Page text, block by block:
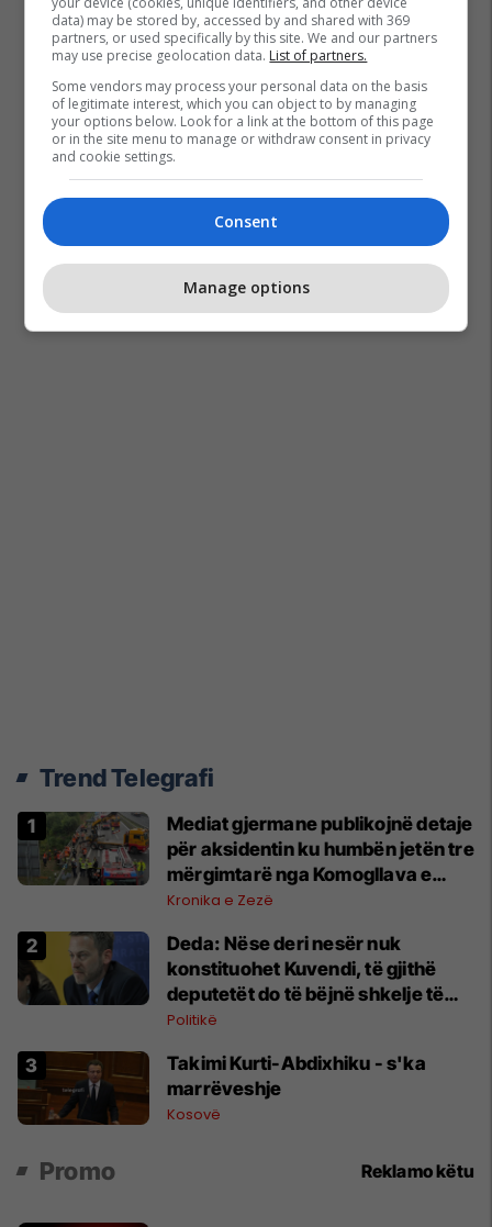
Trend Telegrafi
Mediat gjermane publikojnë detaje
për aksidentin ku humbën jetën tre
mërgimtarë nga Komogllava e
Ferizajt
Kronika e Zezë
Deda: Nëse deri nesër nuk
konstituohet Kuvendi, të gjithë
deputetët do të bëjnë shkelje të
rëndë kushtetuese
Politikë
Takimi Kurti-Abdixhiku - s'ka
marrëveshje
Kosovë
Promo Reklamo këtu
data) may be stored by, accessed by and shared with 369
partners, or used specifically by this site. We and our partners
may use precise geolocation data. List of partners.
Some vendors may process your personal data on the basis
of legitimate interest, which you can object to by managing
your options below. Look for a link at the bottom of this page
or in the site menu to manage or withdraw consent in privacy
and cookie settings.
Consent
Manage options